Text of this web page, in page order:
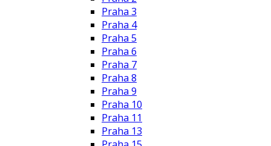
Praha 3
Praha 4
Praha 5
Praha 6
Praha 7
Praha 8
Praha 9
Praha 10
Praha 11
Praha 13